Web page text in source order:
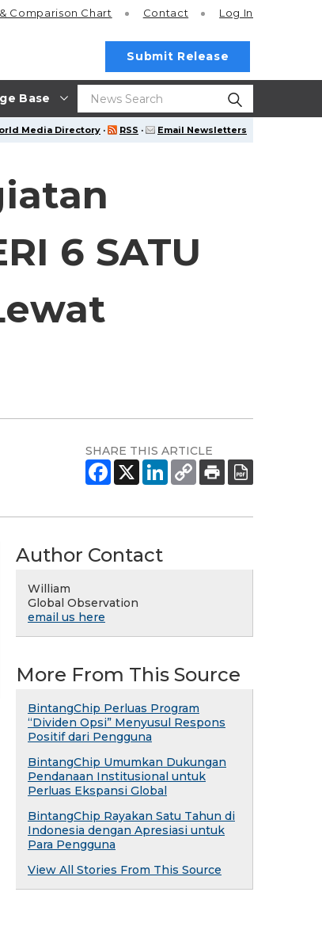
Base
& Comparison Chart Contact Log In
Submit Release
Media Directory · RSS · Email Newsletters
6 SATU
SHARE THIS ARTICLE
Author Contact
William
Global Observation
email us here
More From This Source
BintangChip Perluas Program
“Dividen Opsi” Menyusul Respons
Positif dari Pengguna
BintangChip Umumkan Dukungan
Pendanaan Institusional untuk
Perluas Ekspansi Global
BintangChip Rayakan Satu Tahun di
Indonesia dengan Apresiasi untuk
Para Pengguna
View All Stories From This Source